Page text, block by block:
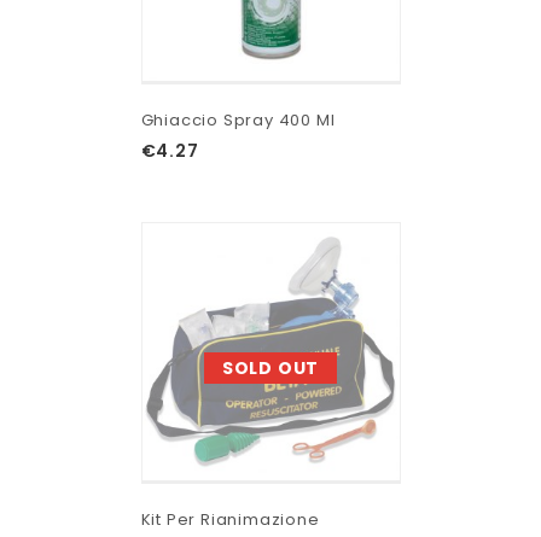
Ghiaccio Spray 400 Ml
€4.27
SOLD OUT
Kit Per Rianimazione